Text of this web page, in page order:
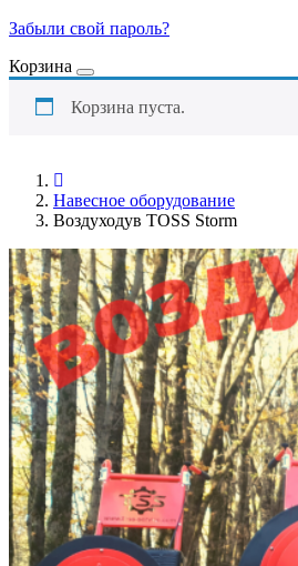
Забыли свой пароль?
Корзина
Корзина пуста.
Навесное оборудование
Воздуходув TOSS Storm